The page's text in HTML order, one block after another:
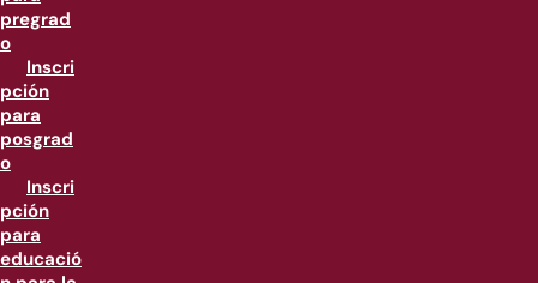
pregrad
o
Inscri
pción
para
posgrad
o
Inscri
pción
para
educació